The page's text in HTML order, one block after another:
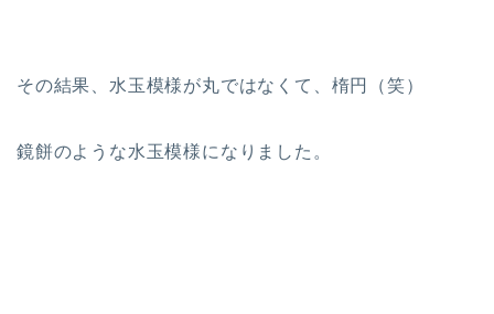
その結果、水玉模様が丸ではなくて、楕円（笑）
鏡餅のような水玉模様になりました。